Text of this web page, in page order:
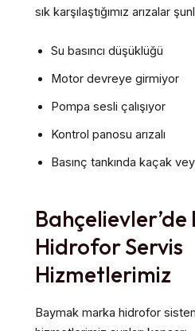
sık karşılaştığımız arızalar
Su basıncı düşüklüğü
Motor devreye girmiyor
Pompa sesli çalışıyor
Kontrol panosu arızalı
Basınç tankında kaçak
Hidrofor Servis
Hizmetlerimiz
Baymak marka hidrofor